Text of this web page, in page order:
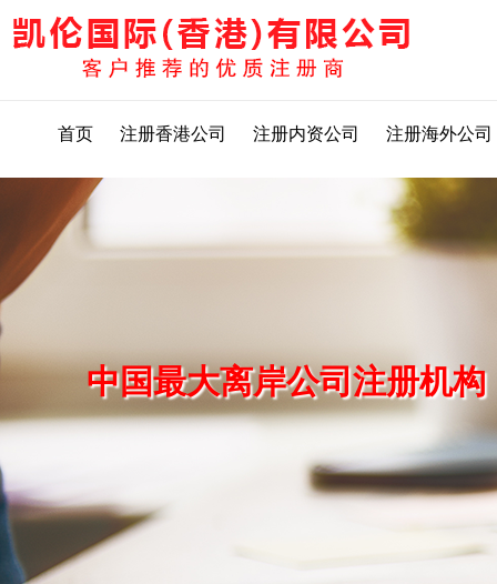
首页 注册香港公司 注册内资公司 注册海外公司
中国最大离岸公司注册机